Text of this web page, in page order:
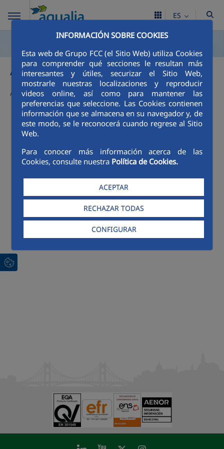
INFORMACIÓN SOBRE COOKIES
Esta web de Grupo FCC (el Sitio Web) utiliza Cookies
para comprender qué secciones le resultan más
interesantes y útiles, securizar el Sitio Web,
mostrarle nuestras localizaciones y reproducir
videos online, así como para mantener las
preferencias que seleccione. Las Cookies contienen
información que se almacena en su navegador y, de
este modo, se le reconocerá cuando regrese al Sitio
Web.
Para conocer más información acerca de las
Cookies, consulte nuestra Política de Cookies.
ACEPTAR
RECHAZAR TODAS
CONFIGURAR
ES
Avisos
Actualmente no hay avisos